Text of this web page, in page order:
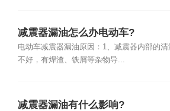
减震器漏油怎么办电动车?
电动车减震器漏油原因：1、减震器内部的清
不好，有焊渣、铁屑等杂物导...
减震器漏油有什么影响?